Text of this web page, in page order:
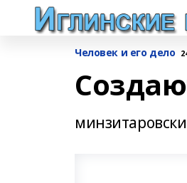
Человек и его дело